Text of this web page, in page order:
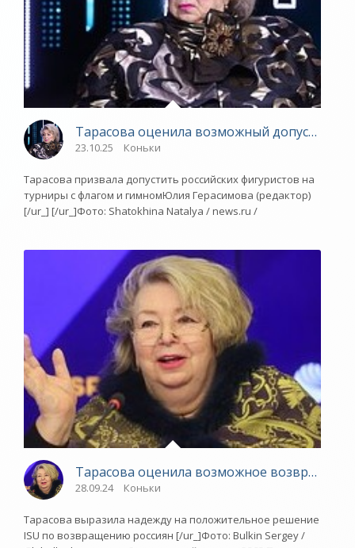
Тарасова оценила возможный допуск
23.10.25 Коньки
Тарасова призвала допустить российских фигуристов на
турниры с флагом и гимномЮлия Герасимова (редактор)
[/ur_] [/ur_]Фото: Shatokhina Natalya / news.ru /
Тарасова оценила возможное
28.09.24 Коньки
Тарасова выразила надежду на положительное решение
ISU по возвращению россиян [/ur_]Фото: Bulkin Sergey /